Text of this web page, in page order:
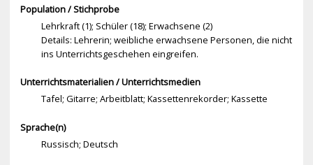
Population / Stichprobe
Lehrkraft (1); Schüler (18); Erwachsene (2)
Details: Lehrerin; weibliche erwachsene Personen, die nicht
ins Unterrichtsgeschehen eingreifen.
Unterrichtsmaterialien / Unterrichtsmedien
Tafel; Gitarre; Arbeitblatt; Kassettenrekorder; Kassette
Sprache(n)
Russisch; Deutsch